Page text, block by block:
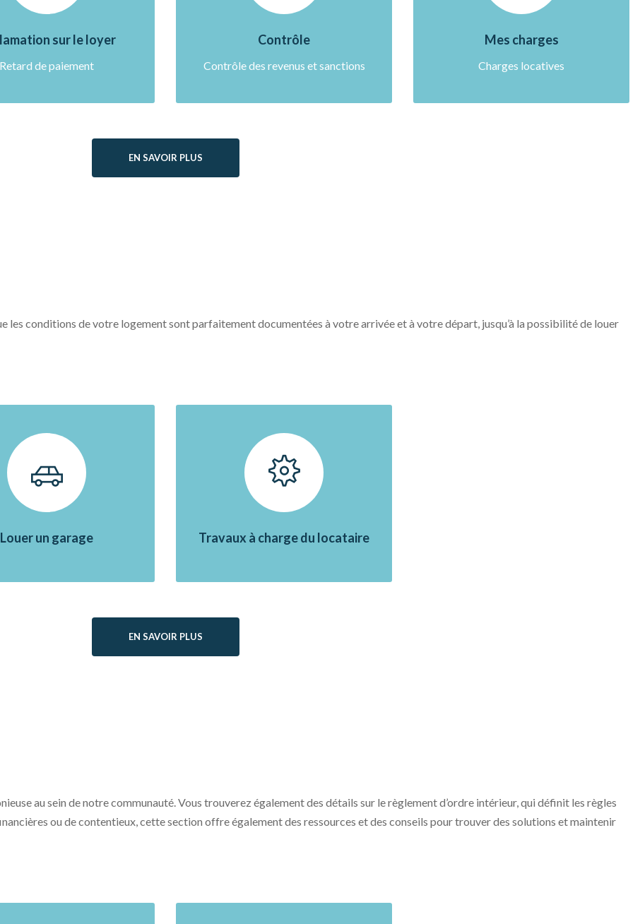
sur le loyer
Retard de paiement
Contrôle
Contrôle des revenus et sanctions
Mes charges
Charges locatives
EN SAVOIR PLUS
les conditions de votre logement sont parfaitement documentées à votre arrivée et à votre départ, jusqu’à la possibilité de louer
Louer un garage Travaux à charge du locataire
EN SAVOIR PLUS
au sein de notre communauté. Vous trouverez également des détails sur le règlement d’ordre intérieur, qui définit les règles
ou de contentieux, cette section offre également des ressources et des conseils pour trouver des solutions et maintenir